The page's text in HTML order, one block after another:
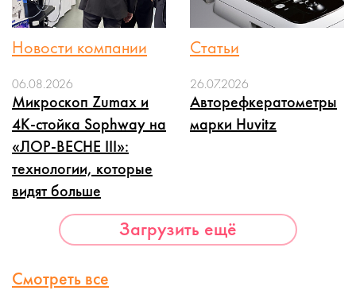
Новости компании
06.08.2026
Микроскоп Zumax и
4K-стойка Sophway на
«ЛОР-ВЕСНЕ III»:
технологии, которые
видят больше
Статьи
26.07.2026
Авторефкератометры
марки Huvitz
Загрузить ещё
Смотреть все